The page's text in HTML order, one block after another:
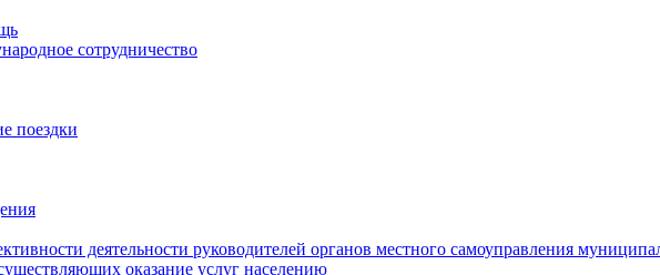
сотрудничество
поездки
деятельности руководителей органов местного самоуправления
оказание услуг населению